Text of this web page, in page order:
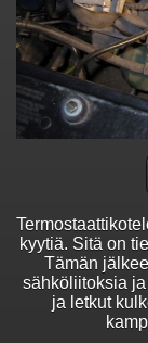
kyytiä. Sitä on
Tämän
sähköliitoksia
ja letkut